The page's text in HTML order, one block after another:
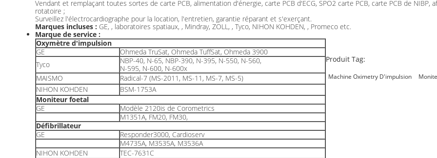
Vendant et remplaçant toutes sortes de carte PCB, alimentation d'énergie, carte PCB d'ECG, SPO2 carte PCB, carte PCB de NIBP,
rotatoire ;
Surveillez l'électrocardiographe pour la location, l'entretien, garantie réparant et s'exerçant.
Marques incluses : GE, , laboratoires spatiaux, , Mindray, ZOLL, , Tyco, NIHON KOHDEN, , Promeco etc.
Marque de service :
Oxymètre d'impulsion
GE
Ohmeda TruSat, Ohmeda TuffSat, Ohmeda 3900
Tyco
NBP-40, N-65, NBP-390, N-395, N-550, N-560,
N-595, N-600, N-600x
MAISMO
Radical-7 (MS-2011, MS-11, MS-7, MS-5)
NIHON KOHDEN
BSM-1753A
Moniteur foetal
GE
Modèle 2120is de Corometrics
M1351A, FM20, FM30,
Défibrillateur
GE
Responder3000, Cardioserv
M4735A, M3535A, M3536A
NIHON KOHDEN
TEC-7631C
Produit Tag:
Machine Oximetry D'impulsion